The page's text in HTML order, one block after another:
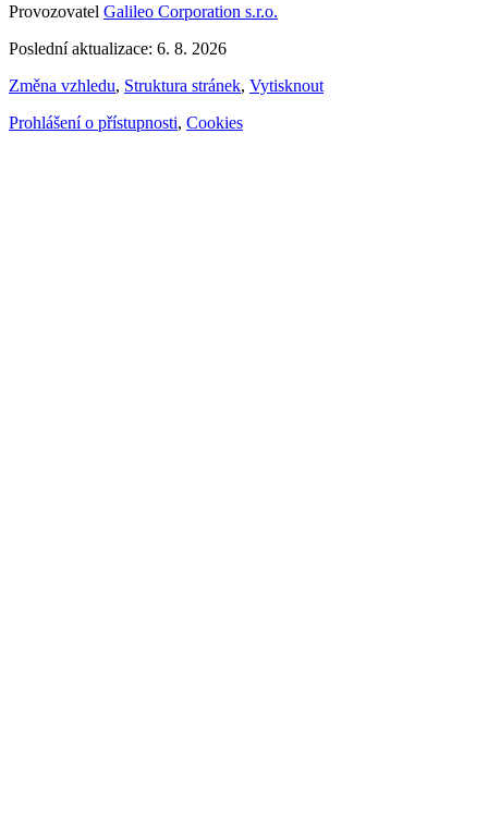
Provozovatel Galileo Corporation s.r.o.
Poslední aktualizace: 6. 8. 2026
Změna vzhledu, Struktura stránek, Vytisknout
Prohlášení o přístupnosti, Cookies